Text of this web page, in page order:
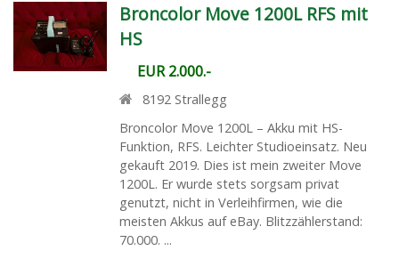
Broncolor Move 1200L RFS mit
HS
EUR 2.000.-
8192 Strallegg
Broncolor Move 1200L – Akku mit HS-
Funktion, RFS. Leichter Studioeinsatz. Neu
gekauft 2019. Dies ist mein zweiter Move
1200L. Er wurde stets sorgsam privat
genutzt, nicht in Verleihfirmen, wie die
meisten Akkus auf eBay. Blitzzählerstand:
70.000. ...